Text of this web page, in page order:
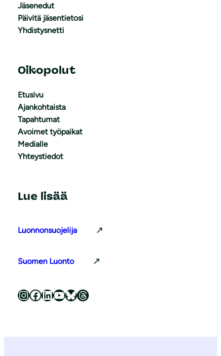
Jäsenedut
Päivitä jäsentietosi
Yhdistysnetti
Oikopolut
Etusivu
Ajankohtaista
Tapahtumat
Avoimet työpaikat
Medialle
Yhteystiedot
Lue lisää
Luonnonsuojelija
Suomen Luonto
Luonnonsuojeluliitto Instagramissa Luonnonsuojeluliitto Facebookissa Luonnonsuojeluliitto LinkedInissä Luonnonsuojeluliiton YouTube-kanava Luonnonsuojeluliitto Blueskyssa Luonnonsuojeluliitto Threadsissa